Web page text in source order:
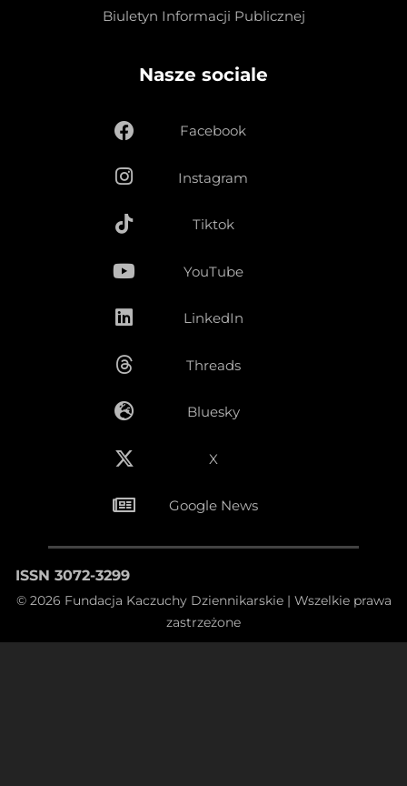
Biuletyn Informacji Publicznej
Nasze sociale
Facebook
Instagram
Tiktok
YouTube
LinkedIn
Threads
Bluesky
X
Google News
ISSN 3072-3299
© 2026 Fundacja Kaczuchy Dziennikarskie | Wszelkie prawa
zastrzeżone